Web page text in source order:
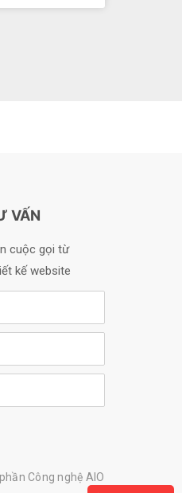
VẤN
cuộc gọi từ
kế website
Công nghệ AIO